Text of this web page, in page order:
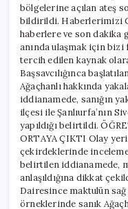
bölgelerine açılan ateş
bildirildi. Haberlerimizi
haberlere ve son dakika
anında ulaşmak için
tercih edilen kaynak
Başsavcılığınca
Ağaçhanlı hakkında
iddianamede, sanığın
ilçesi ile Şanlıurfa’nın
yapıldığı belirtildi.
ORTAYA ÇIKTI Olay
çekirdeklerinde inceleme
belirtilen iddianamede,
anlaşıldığına dikkat
Dairesince maktulün
örneklerinde sanık